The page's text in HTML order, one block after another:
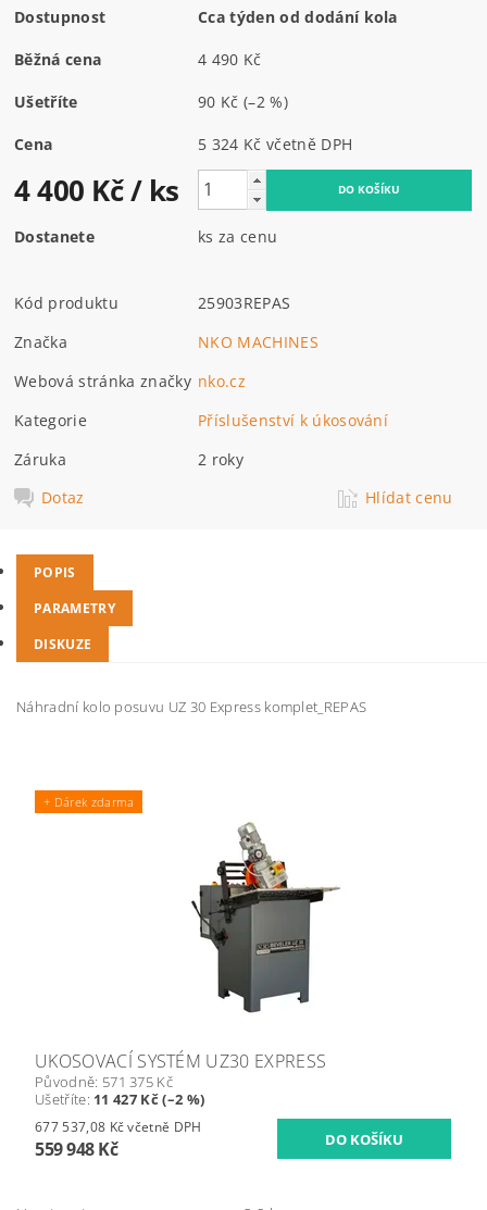
Dostupnost Cca týden od dodání kola
Běžná cena 4 490 Kč
Ušetříte 90 Kč(–2 %)
Cena 5 324 Kč včetně DPH
4 400 Kč/ ks
Dostanete ks za cenu
Kód produktu
25903REPAS
Značka
NKO MACHINES
Webová stránka značky nko.cz
Kategorie
Příslušenství k úkosování
Záruka
2 roky
Dotaz
Hlídat cenu
POPIS
PARAMETRY
DISKUZE
Náhradní kolo posuvu UZ 30 Express komplet_REPAS
+ Dárek zdarma
UKOSOVACÍ SYSTÉM UZ30 EXPRESS
Původně: 571 375 Kč
Ušetříte: 11 427 Kč (–2 %)
677 537,08 Kč včetně DPH
559 948 Kč